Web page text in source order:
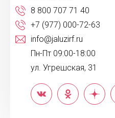
8 800 707 71 40
+7 (977) 000-72-63
info@jaluzirf.ru
Пн-Пт 09:00-18:00
ул. Угрешская, 31